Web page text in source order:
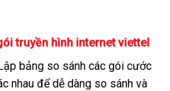
truyền hình internet viettel
bảng so sánh các gói cước
nhau để dễ dàng so sánh và